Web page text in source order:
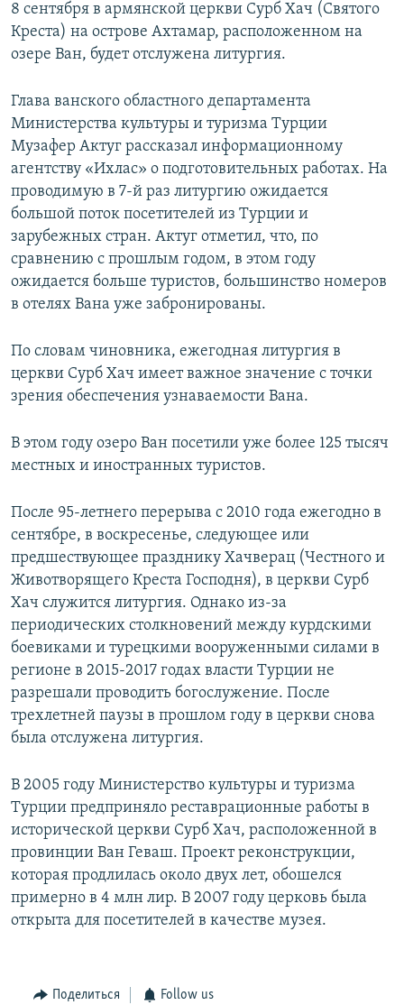
8 сентября в армянской церкви Сурб Хач (Святого
Креста) на острове Ахтамар, расположенном на
озере Ван, будет отслужена литургия.
Глава ванского областного департамента
Министерства культуры и туризма Турции
Музафер Актуг рассказал информационному
агентству «Ихлас» о подготовительных работах. На
проводимую в 7-й раз литургию ожидается
большой поток посетителей из Турции и
зарубежных стран. Актуг отметил, что, по
сравнению с прошлым годом, в этом году
ожидается больше туристов, большинство номеров
в отелях Вана уже забронированы.
По словам чиновника, ежегодная литургия в
церкви Сурб Хач имеет важное значение с точки
зрения обеспечения узнаваемости Вана.
В этом году озеро Ван посетили уже более 125 тысяч
местных и иностранных туристов.
После 95-летнего перерыва с 2010 года ежегодно в
сентябре, в воскресенье, следующее или
предшествующее празднику Хачверац (Честного и
Животворящего Креста Господня), в церкви Сурб
Хач служится литургия. Однако из-за
периодических столкновений между курдскими
боевиками и турецкими вооруженными силами в
регионе в 2015-2017 годах власти Турции не
разрешали проводить богослужение. После
трехлетней паузы в прошлом году в церкви снова
была отслужена литургия.
В 2005 году Министерство культуры и туризма
Турции предприняло реставрационные работы в
исторической церкви Сурб Хач, расположенной в
провинции Ван Геваш. Проект реконструкции,
которая продлилась около двух лет, обошелся
примерно в 4 млн лир. В 2007 году церковь была
открыта для посетителей в качестве музея.
Поделиться Follow us